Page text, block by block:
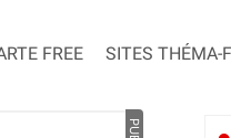
FREE SITES THÉMA-